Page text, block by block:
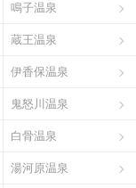
鳴子温泉
蔵王温泉
伊香保温泉
鬼怒川温泉
白骨温泉
湯河原温泉